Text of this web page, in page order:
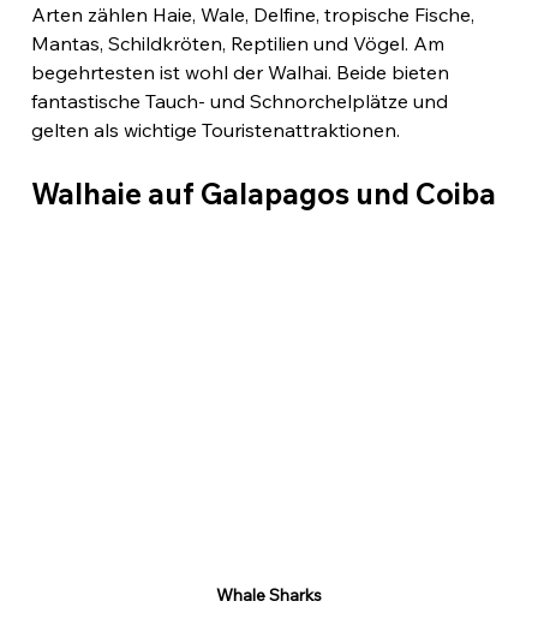
Arten zählen Haie, Wale, Delfine, tropische Fische,
Mantas, Schildkröten, Reptilien und Vögel. Am
begehrtesten ist wohl der Walhai. Beide bieten
fantastische Tauch- und Schnorchelplätze und
gelten als wichtige Touristenattraktionen.
Walhaie auf Galapagos und Coiba
Whale Sharks